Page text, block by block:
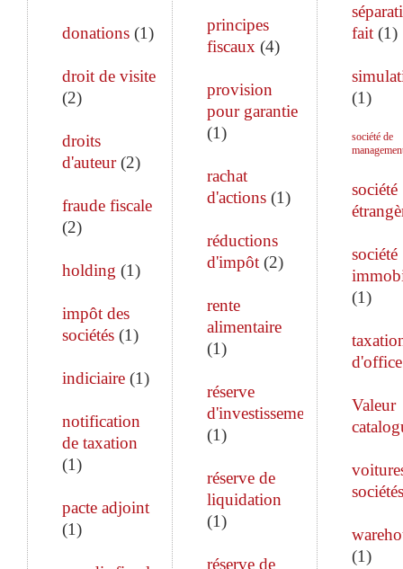
donations (1)
droit de visite
(2)
droits
d'auteur(2)
fraude fiscale
(2)
holding (1)
impôt des
sociétés (1)
indiciaire (1)
notification
de taxation
(1)
pacte adjoint
(1)
principes
fiscaux (4)
provision
pour garantie
(1)
rachat
d'actions(1)
réductions
d'impôt(2)
rente
alimentaire
(1)
réserve
d'investissement
(1)
réserve de
liquidation
(1)
réserve de
fait(1)
(1)
société de
société
société
(1)
d'office
Valeur
sociétés
(1)